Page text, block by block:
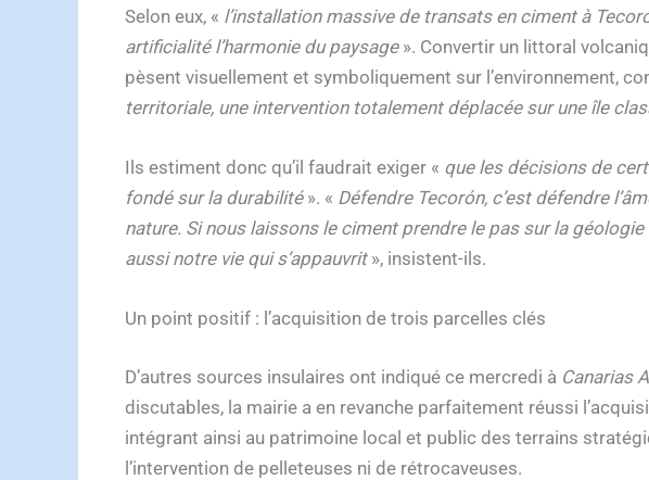
Selon eux, « l’installation massive de transats en ciment à
artificialité l’harmonie du paysage». Convertir un littoral
pèsent visuellement et symboliquement sur l’environnement,
territoriale, une intervention totalement déplacée sur une île
Ils estiment donc qu’il faudrait exiger « que les décisions de
fondé sur la durabilité». « Défendre Tecorón, c’est défendre
nature. Si nous laissons le ciment prendre le pas sur la
aussi notre vie qui s’appauvrit», insistent-ils.
Un point positif : l’acquisition de trois parcelles clés
D’autres sources insulaires ont indiqué ce mercredi à Canarias
discutables, la mairie a en revanche parfaitement réussi
intégrant ainsi au patrimoine local et public des terrains
l’intervention de pelleteuses ni de rétrocaveuses.